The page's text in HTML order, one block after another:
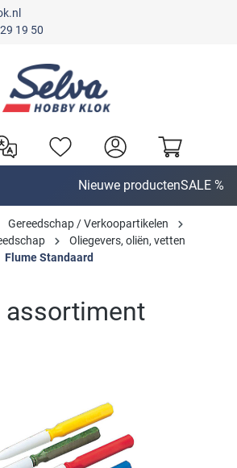
19 50
Nieuwe productenSALE %
Gereedschap / Verkoopartikelen
Oliegevers, oliën, vetten
Flume Standaard
assortiment